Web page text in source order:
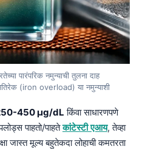
पारंपरिक नमुन्याची तुलना दाह
(iron overload) या नमुन्याशी
450 µg/dL किंवा साधारणपणे
पाहतो/पाहतेकांटेस्टी एआय, तेव्हा
जास्त मूल्य बहुतेकदा लोहाची कमतरता